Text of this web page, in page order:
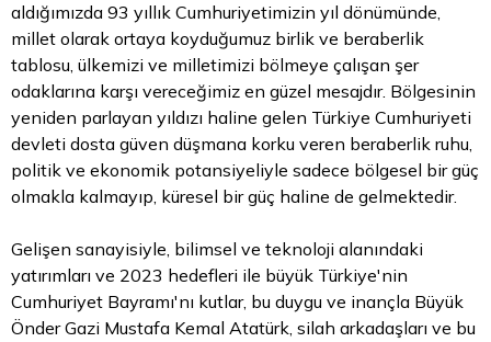
aldığımızda 93 yıllık Cumhuriyetimizin yıl dönümünde,
millet olarak ortaya koyduğumuz birlik ve beraberlik
tablosu, ülkemizi ve milletimizi bölmeye çalışan şer
odaklarına karşı vereceğimiz en güzel mesajdır. Bölgesinin
yeniden parlayan yıldızı haline gelen Türkiye Cumhuriyeti
devleti dosta güven düşmana korku veren beraberlik ruhu,
politik ve ekonomik potansiyeliyle sadece bölgesel bir güç
olmakla kalmayıp, küresel bir güç haline de gelmektedir.
Gelişen sanayisiyle, bilimsel ve teknoloji alanındaki
yatırımları ve 2023 hedefleri ile büyük Türkiye'nin
Cumhuriyet Bayramı'nı kutlar, bu duygu ve inançla Büyük
Önder Gazi Mustafa Kemal Atatürk, silah arkadaşları ve bu